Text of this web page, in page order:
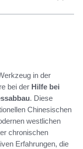
in der
bei der Hilfe bei
. Diese
Chinesischen
westlichen
chronischen
Erfahrungen, die